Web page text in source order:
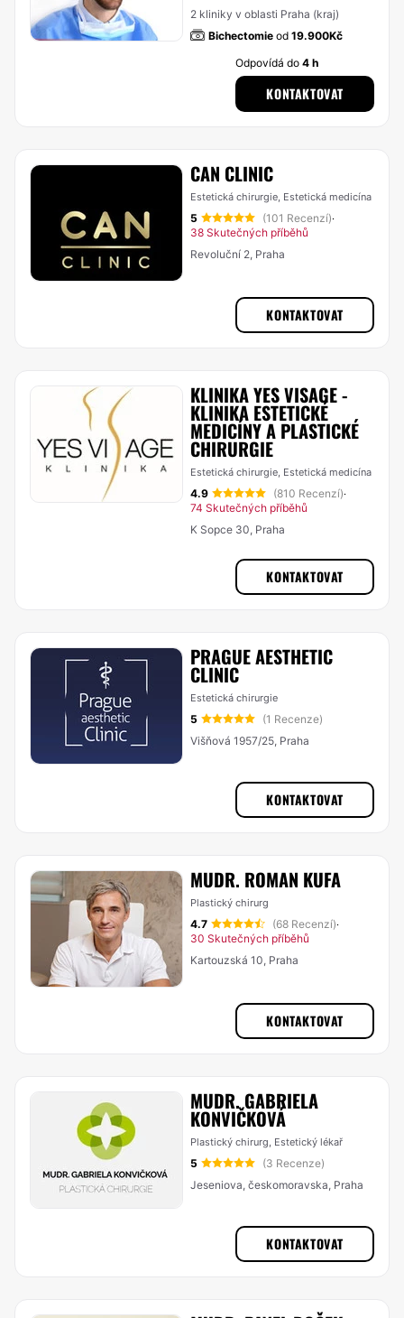
2 kliniky v oblasti Praha (kraj)
Bichectomie od 19.900Kč
Odpovídá do4 h
KONTAKTOVAT
CAN CLINIC
Estetická chirurgie, Estetická medicína
5 (101 Recenzí)·
38 Skutečných příběhů
Revoluční 2, Praha
KONTAKTOVAT
KLINIKA YES VISAGE -
KLINIKA ESTETICKÉ
MEDICÍNY A PLASTICKÉ
CHIRURGIE
Estetická chirurgie, Estetická medicína
4.9 (810 Recenzí)·
74 Skutečných příběhů
K Sopce 30, Praha
KONTAKTOVAT
PRAGUE AESTHETIC
CLINIC
Estetická chirurgie
5
(1 Recenze)
Višňová 1957/25, Praha
KONTAKTOVAT
MUDR. ROMAN KUFA
Plastický chirurg
4.7 (68 Recenzí)·
30 Skutečných příběhů
Kartouzská 10, Praha
KONTAKTOVAT
MUDR. GABRIELA
KONVIČKOVÁ
Plastický chirurg, Estetický lékař
5
(3 Recenze)
Jeseniova, českomoravska, Praha
KONTAKTOVAT